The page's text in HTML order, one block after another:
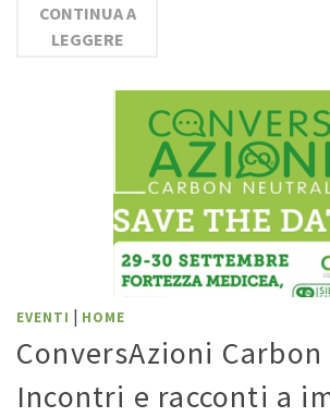
CONTINUA A
LEGGERE
EVENTI | HOME
ConversAzioni
Incontri e racconti a